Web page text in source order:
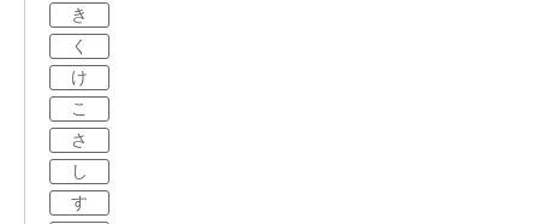
き
く
け
こ
さ
し
す